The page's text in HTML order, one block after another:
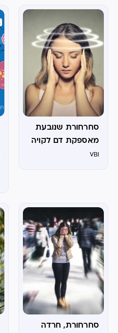
סחרחורת שנובעת
מאספקת דם לקויה
VBI
סחרחורת, חרדה